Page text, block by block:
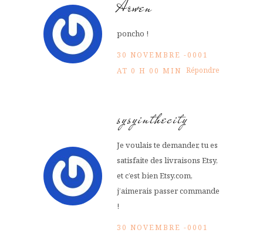
Arwen
poncho !
30 NOVEMBRE -0001
AT 0 H 00 MIN Répondre
sysyinthecity
Je voulais te demander, tu es
satisfaite des livraisons Etsy,
et c’est bien Etsy.com,
j’aimerais passer commande
!
30 NOVEMBRE -0001